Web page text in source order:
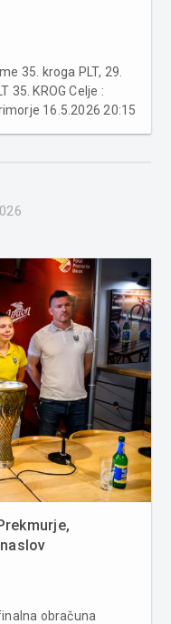
35. kroga PLT, 29.
35. KROG Celje :
16.5.2026 20:15
obračuna